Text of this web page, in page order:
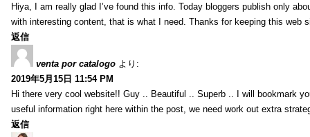
Hiya, I am really glad I’ve found this info. Today bloggers publish only
with interesting content, that is what I need. Thanks for keeping this
返信
venta por catalogo より:
2019年5月15日 11:54 PM
Hi there very cool website!! Guy .. Beautiful .. Superb .. I will bookmark
useful information right here within the post, we need work out extra
返信